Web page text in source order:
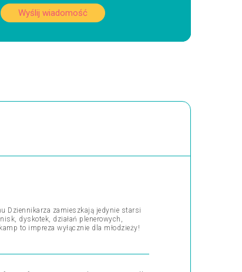
Wyślij wiadomość
Dziennikarza zamieszkają jedynie starsi
dyskotek, działań plenerowych,
to impreza wyłącznie dla młodzieży!